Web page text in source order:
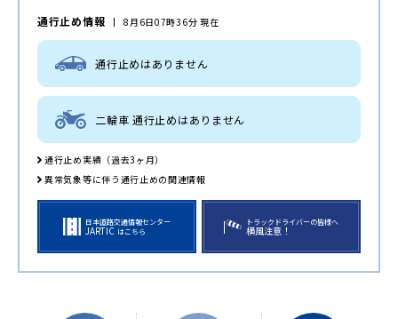
通行止め情報 8月6日07時36分 現在
通行止めはありません
二輪車 通行止めはありません
通行止め実績（過去3ヶ月）
異常気象等に伴う通行止めの関連情報
日本道路交通情報センター
JARTIC はこちら
トラックドライバーの皆様へ
横風注意！